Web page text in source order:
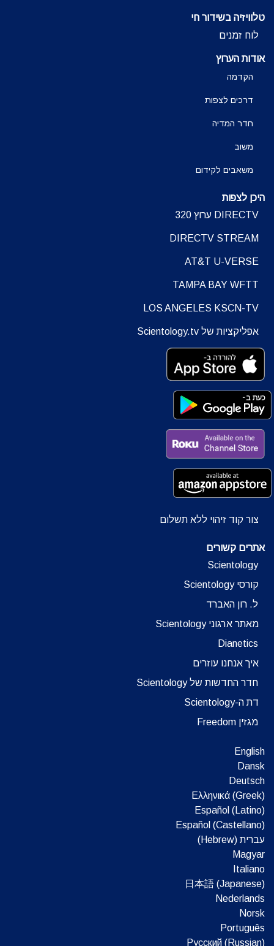
טלוויזיה בשידור חי
לוח זמנים
אודות הערוץ
הקדמה
דרכים לצפות
חדר המדיה
משוב
משאבים לקידום
היכן לצפות
DIRECTV ערוץ 320
DIRECTV STREAM
AT&T U-VERSE
TAMPA BAY WFTT
LOS ANGELES KSCN-TV
אפליקציות של Scientology.tv
צור קוד זיהוי ללא תשלום
אתרים קשורים
Scientology
קורסי Scientology
ל. רון האברד
מאתר ארגוני Scientology
Dianetics
איך אנחנו עוזרים
חדר החדשות של Scientology
דת ה-Scientology
מגזין Freedom
English
Dansk
Deutsch
Ελληνικά (Greek)
Español (Latino)
Español (Castellano)
עברית (Hebrew)‏
Magyar
Italiano
日本語 (Japanese)
Nederlands
Norsk
Português
Русский (Russian)